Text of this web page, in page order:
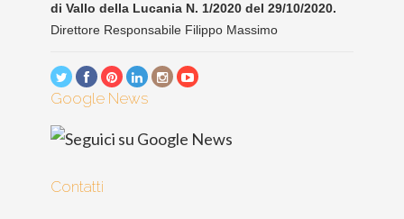
di Vallo della Lucania N. 1/2020 del 29/10/2020.
Direttore Responsabile Filippo Massimo
Google News
Contatti